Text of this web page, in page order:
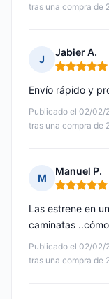
tras una compra de
J
Jabier A.
Nota: 5 de 5
Publicado el 02/02/
tras una compra de
Envío rápido y
M
Manuel P.
Nota: 5 de 5
Publicado el 02/02/
tras una compra de
Las estrene en
caminatas